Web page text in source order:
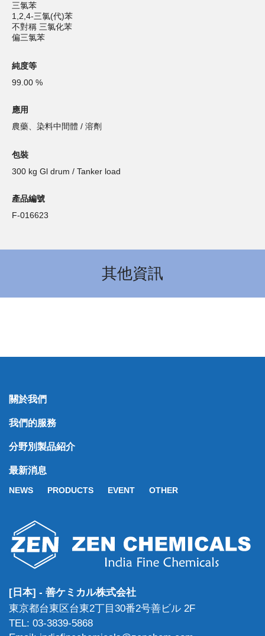
三氯苯
1,2,4-三氯(代)苯
不對稱 三氯化苯
偏三氯苯
純度等
99.00 %
應用
農藥、染料中間體 / 溶劑
包裝
300 kg Gl drum / Tanker load
產品編號
F-016623
其他資訊
關於我們
我們的服務
分野別製品紹介
最新消息
NEWS PRODUCTS EVENT OTHER
[日本] - 善ケミカル株式会社
東京都台東区台東2丁目30番2号善ビル 2F
TEL: 03-3839-5868